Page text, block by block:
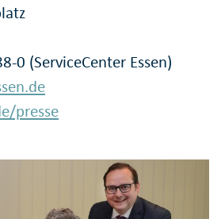
0 (ServiceCenter Essen)
presse